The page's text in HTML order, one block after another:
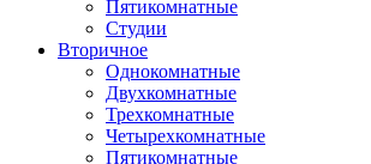
Пятикомнатные
Студии
Вторичное
Однокомнатные
Двухкомнатные
Трехкомнатные
Четырехкомнатные
Пятикомнатные